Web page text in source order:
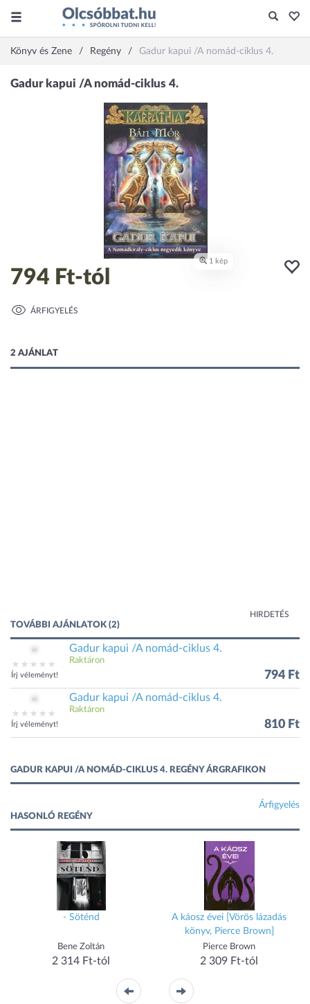
Könyv és Zene Regény Gadur kapui /A nomád-ciklus 4.
794 Ft-tól
ÁRFIGYELÉS
2 AJÁNLAT
HIRDETÉS
TOVÁBBI AJÁNLATOK (2)
Írj véleményt!
Gadur kapui /A nomád-ciklus 4.
Raktáron
794 Ft
Írj véleményt!
Gadur kapui /A nomád-ciklus 4.
Raktáron
810 Ft
GADUR KAPUI /A NOMÁD-CIKLUS 4. REGÉNY ÁRGRAFIKON
Árfigyelés
HASONLÓ REGÉNY
- Söténd
Bene Zoltán
2 314 Ft-tól
A káosz évei [Vörös lázadás
könyv, Pierce Brown]
Pierce Brown
2 309 Ft-tól